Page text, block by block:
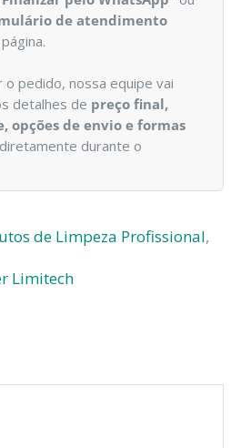
de atendimento
o pedido, nossa equipe vai
detalhes de preço final,
opções de envio e formas
diretamente durante o
de Limpeza Profissional,
Limitech